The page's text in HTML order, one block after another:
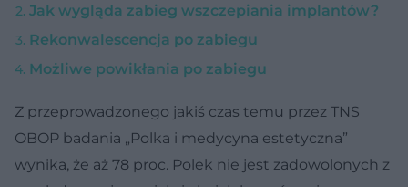
Jak wygląda zabieg wszczepiania implantów?
Rekonwalescencja po zabiegu
Możliwe powikłania po zabiegu
Z przeprowadzonego jakiś czas temu przez TNS
OBOP badania „Polka i medycyna estetyczna”
wynika, że aż 78 proc. Polek nie jest zadowolonych z